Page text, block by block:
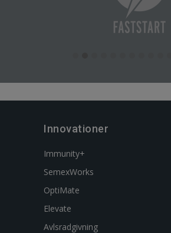
Innovationer
Immunity+
SemexWorks
OptiMate
Elevate
Avlsradgivning